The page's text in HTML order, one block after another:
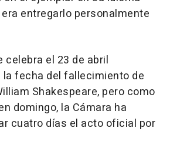
entregarlo personalmente
celebra el 23 de abril
fecha del fallecimiento de
Shakespeare, pero como
domingo, la Cámara ha
cuatro días el acto oficial por